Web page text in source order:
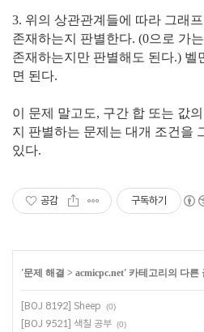
3. 위의 상관관계들에 따라 그래
존재하는지 판별한다. (0으로 가
존재하는지만 판별해도 된다.) 벨
면 된다.
이 문제 말고도, 구간 합 또는 값
지 판별하는 문제는 대개 조건을
있다.
공감 구독하기
'문제 해결 > acmicpc.net' 카테고리의 다른
[BOJ 8192] Sheep (0)
[BOJ 9521] 색칠 공부 (0)